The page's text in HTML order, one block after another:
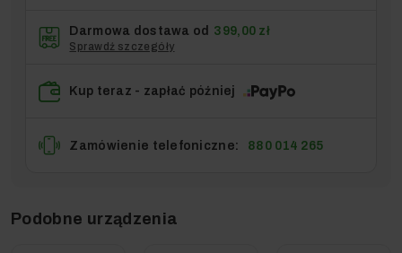
Darmowa dostawa od 399,00 zł
Sprawdź szczegóły
Kup teraz - zapłać później
Zamówienie telefoniczne: 880 014 265
Podobne urządzenia